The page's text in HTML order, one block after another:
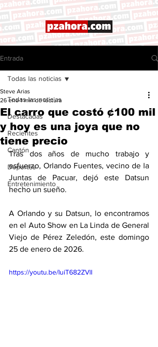
Entrada
Todas las noticias
Destacadas
Recientes
Cantón
Deportes
Entretenimiento
Todas las noticias
El carro que costó ¢100 mil
y hoy es una joya que no
tiene precio
Steve Arias
26 ene 1 min de lectura
Tras dos años de mucho trabajo y
esfuerzo, Orlando Fuentes, vecino de la
Juntas de Pacuar, dejó este Datsun
hecho un sueño.
A Orlando y su Datsun, lo encontramos
en el Auto Show en La Linda de General
Viejo de Pérez Zeledón, este domingo
25 de enero de 2026.
https://youtu.be/IuiT682ZVlI